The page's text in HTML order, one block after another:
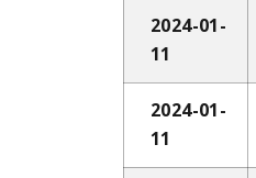
2024-01-
11
2024-01-
11